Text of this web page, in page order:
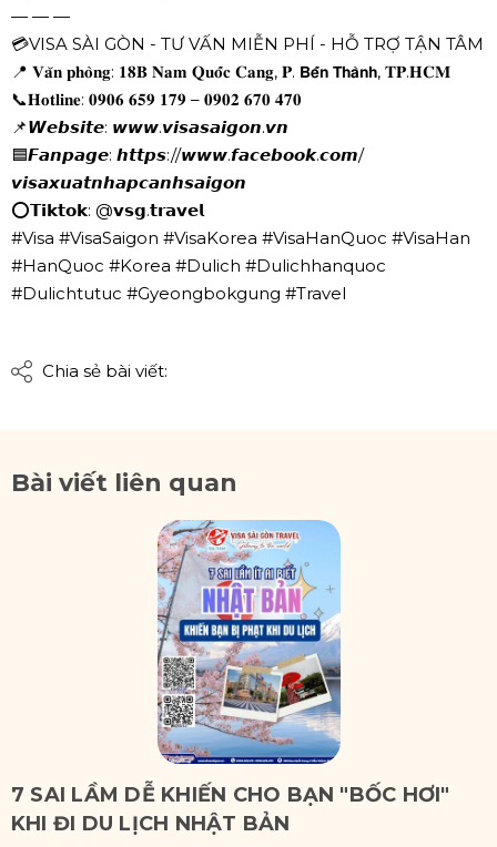
— — —
💳VISA SÀI GÒN - TƯ VẤN MIỄN PHÍ - HỖ TRỢ TẬN TÂM
📍 𝐕𝐚̆𝐧 𝐩𝐡𝐨̀𝐧𝐠: 𝟏𝟖𝐁 𝐍𝐚𝐦 𝐐𝐮𝐨̂́𝐜 𝐂𝐚𝐧𝐠, 𝐏. 𝗕𝗲̂́𝗻 𝗧𝗵𝗮̀𝗻𝗵, 𝐓𝐏.𝐇𝐂𝐌
📞𝐇𝐨𝐭𝐥𝐢𝐧𝐞: 𝟎𝟗𝟎𝟔 𝟔𝟓𝟗 𝟏𝟕𝟗 – 𝟎𝟗𝟎𝟐 𝟔𝟕𝟎 𝟒𝟕𝟎
📌𝙒𝙚𝙗𝙨𝙞𝙩𝙚: 𝙬𝙬𝙬.𝙫𝙞𝙨𝙖𝙨𝙖𝙞𝙜𝙤𝙣.𝙫𝙣
🟦𝙁𝙖𝙣𝙥𝙖𝙜𝙚: 𝙝𝙩𝙩𝙥𝙨://𝙬𝙬𝙬.𝙛𝙖𝙘𝙚𝙗𝙤𝙤𝙠.𝙘𝙤𝙢/
𝙫𝙞𝙨𝙖𝙭𝙪𝙖𝙩𝙣𝙝𝙖𝙥𝙘𝙖𝙣𝙝𝙨𝙖𝙞𝙜𝙤𝙣
⭕𝗧𝗶𝗸𝘁𝗼𝗸: @𝘃𝘀𝗴.𝘁𝗿𝗮𝘃𝗲𝗹
#Visa #VisaSaigon #VisaKorea #VisaHanQuoc #VisaHan
#HanQuoc #Korea #Dulich #Dulichhanquoc
#Dulichtutuc #Gyeongbokgung #Travel
Chia sẻ bài viết:
Bài viết liên quan
7 SAI LẦM DỄ KHIẾN CHO BẠN "BỐC HƠI"
KHI ĐI DU LỊCH NHẬT BẢN